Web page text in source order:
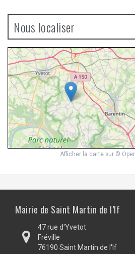
Nous localiser
Afficher la carte sur ©
Mairie de Saint Martin de l’If
47 rue d'Yvetot
Fréville
76190 Saint Martin de l'If